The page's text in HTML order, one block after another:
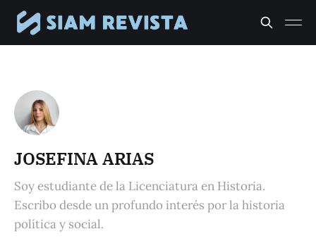
JOSEFINA ARIAS
Soy estudiante de la Licenciatura en Historia.
Escribo desde un profundo interés por la historia
política y social.